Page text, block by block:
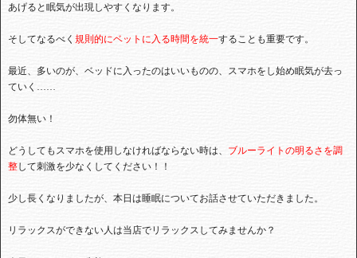
あげると眠気が出現しやすくなります。
そしてなるべく 規則的にベットに入る時間を統一することも重要です。
最近、多いのが、ベッドに入ったのはいいものの、スマホをし始め眠気が去っ
ていく……
勿体無い！
どうしてもスマホを使用しなければならない時は、 ブルーライトの明るさを調
整して刺激を少なくしてください！！
少し長くなりましたが、本日は睡眠についてお話させていただきました。
リラックスができない人は当店でリラックスしてみませんか？